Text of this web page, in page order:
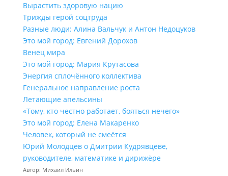
Вырастить здоровую нацию
Трижды герой соцтруда
Разные люди: Алина Вальчук и Антон Недоцуков
Это мой город: Евгений Дорохов
Венец мира
Это мой город: Мария Крутасова
Энергия сплочённого коллектива
Генеральное направление роста
Летающие апельсины
«Тому, кто честно работает, бояться нечего»
Это мой город: Елена Макаренко
Человек, который не смеётся
Юрий Молодцев о Дмитрии Кудрявцеве,
руководителе, математике и дирижёре
Автор: Михаил Ильин